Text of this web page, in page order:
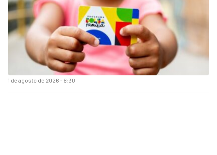
1 de agosto de 2026 - 6:30